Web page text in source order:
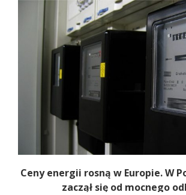
Ceny energii rosną w Europie. W
zaczął się od mocnego